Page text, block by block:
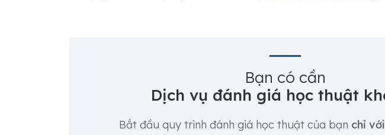
Bạn có cần
Dịch vụ đánh giá học thuật
Bắt đầu quy trình đánh giá học thuật của bạn chỉ